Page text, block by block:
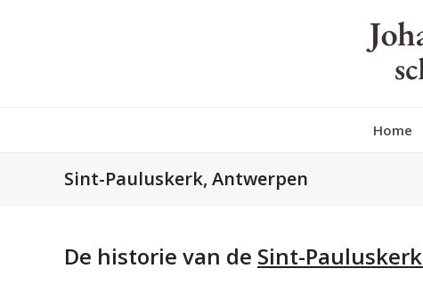
Home
Sint-Pauluskerk, Antwerpen
De historie van de Sint-Pauluskerk